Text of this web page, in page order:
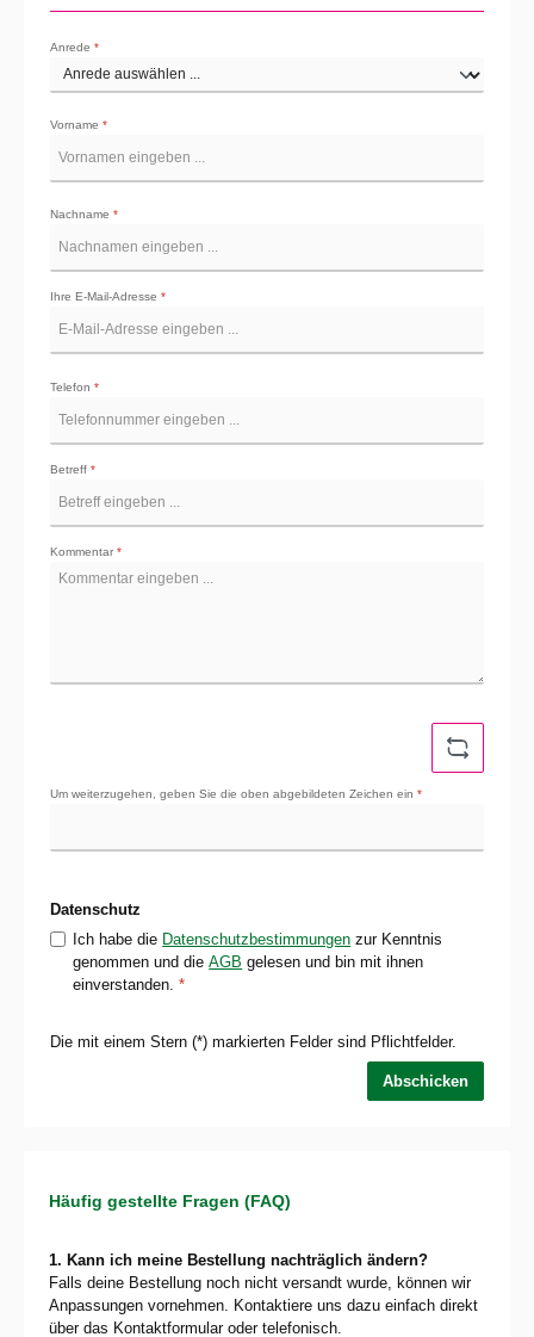
Anrede *
Vorname *
Nachname *
Ihre E-Mail-Adresse *
Telefon *
Betreff *
Kommentar *
Um weiterzugehen, geben Sie die oben abgebildeten Zeichen ein *
Datenschutz
Ich habe die Datenschutzbestimmungen zur Kenntnis
genommen und dieAGB gelesen und bin mit ihnen
einverstanden.*
Die mit einem Stern (*) markierten Felder sind Pflichtfelder.
Abschicken
Häufig gestellte Fragen (FAQ)
1. Kann ich meine Bestellung nachträglich ändern?
Falls deine Bestellung noch nicht versandt wurde, können wir
Anpassungen vornehmen. Kontaktiere uns dazu einfach direkt
über das Kontaktformular oder telefonisch.